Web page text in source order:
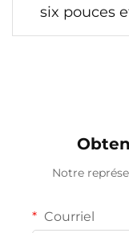
six pouces
forme
Notre
Courriel